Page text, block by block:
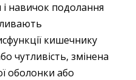
і навичок подолання
кишечнику
чутливість, змінена
оболонки або